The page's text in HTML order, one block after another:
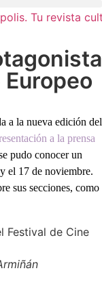
a la nueva edición del
a la prensa
pudo conocer un
el 17 de noviembre.
sus secciones, como